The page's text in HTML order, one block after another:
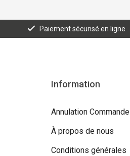
Paiement sécurisé en ligne
Information
Annulation Commande
À propos de nous
Conditions générales